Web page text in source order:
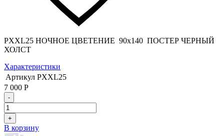
PXXL25 НОЧНОЕ ЦВЕТЕНИЕ 90x140 ПОСТЕР ЧЕРНЫЙ
ХОЛСТ
Характеристики
Артикул PXXL25
7 000 Р
-
+
В корзину